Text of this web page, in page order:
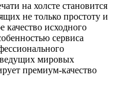
на холсте становится
не только простоту и
качество исходного
сервиса
ведущих мировых
премиум-качество